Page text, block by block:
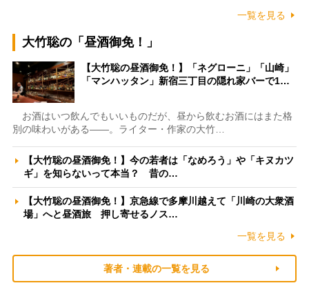
一覧を見る
大竹聡の「昼酒御免！」
【大竹聡の昼酒御免！】「ネグローニ」「山崎」
「マンハッタン」新宿三丁目の隠れ家バーで1…
お酒はいつ飲んでもいいものだが、昼から飲むお酒にはまた格
別の味わいがある――。ライター・作家の大竹…
【大竹聡の昼酒御免！】今の若者は「なめろう」や「キヌカツ
ギ」を知らないって本当？ 昔の…
【大竹聡の昼酒御免！】京急線で多摩川越えて「川崎の大衆酒
場」へと昼酒旅 押し寄せるノス…
一覧を見る
著者・連載の一覧を見る